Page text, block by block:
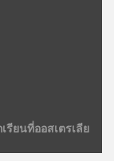
ยนที่ออสเตรเลีย